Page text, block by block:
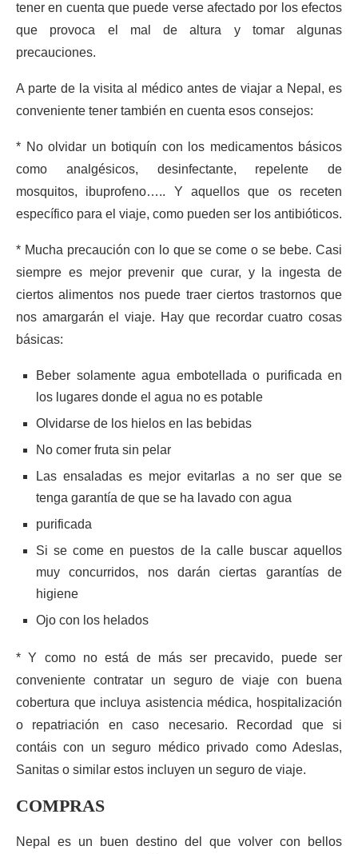
tener en cuenta que puede verse afectado por los efectos
que provoca el mal de altura y tomar algunas
precauciones.
A parte de la visita al médico antes de viajar a Nepal, es
conveniente tener también en cuenta esos consejos:
* No olvidar un botiquín con los medicamentos básicos
como analgésicos, desinfectante, repelente de
mosquitos, ibuprofeno….. Y aquellos que os receten
específico para el viaje, como pueden ser los antibióticos.
* Mucha precaución con lo que se come o se bebe. Casi
siempre es mejor prevenir que curar, y la ingesta de
ciertos alimentos nos puede traer ciertos trastornos que
nos amargarán el viaje. Hay que recordar cuatro cosas
básicas:
Beber solamente agua embotellada o purificada en
los lugares donde el agua no es potable
Olvidarse de los hielos en las bebidas
No comer fruta sin pelar
Las ensaladas es mejor evitarlas a no ser que se
tenga garantía de que se ha lavado con agua
purificada
Si se come en puestos de la calle buscar aquellos
muy concurridos, nos darán ciertas garantías de
higiene
Ojo con los helados
* Y como no está de más ser precavido, puede ser
conveniente contratar un seguro de viaje con buena
cobertura que incluya asistencia médica, hospitalización
o repatriación en caso necesario. Recordad que si
contáis con un seguro médico privado como Adeslas,
Sanitas o similar estos incluyen un seguro de viaje.
COMPRAS
Nepal es un buen destino del que volver con bellos